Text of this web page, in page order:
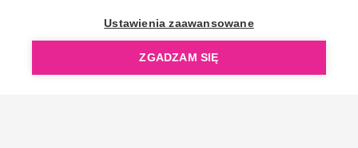
Ustawienia zaawansowane
ZGADZAM SIĘ
OpenGift jest częścią ReflectGroup.